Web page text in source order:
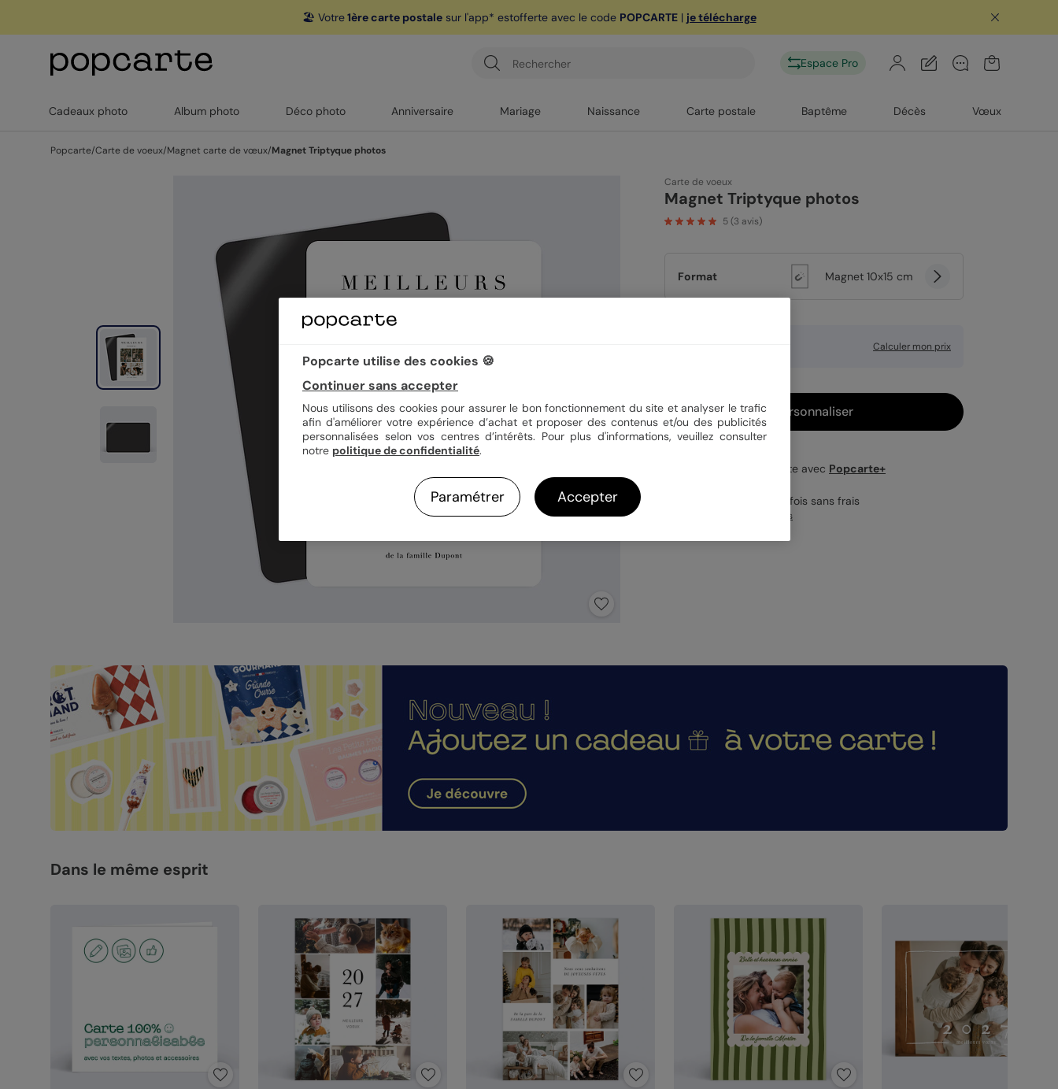
🏖️ Votre1ère carte postalesur l'app* estofferte avec le code POPCARTE| je télécharge
Espace Pro
Cadeaux photo Album photo Déco photo Anniversaire Mariage Naissance Carte postale Baptême Décès Vœux
Popcarte/Carte de voeux/Magnet carte de vœux/Magnet Triptyque photos
Carte de voeux
Magnet Triptyque photos
5(3 avis)
Format Magnet 10x15 cm
Calculer mon prix
Personnaliser
Livraison gratuite avec Popcarte+
Payez en 3 fois sans frais
En savoir plus
Dans le même esprit
Popcarte utilise des cookies 🍪
Continuer sans accepter
Nous utilisons des cookies pour assurer le bon fonctionnement du site et analyser le trafic
afin d'améliorer votre expérience d’achat et proposer des contenus et/ou des publicités
personnalisées selon vos centres d’intérêts. Pour plus d'informations, veuillez consulter
notre politique de confidentialité.
Paramétrer Accepter